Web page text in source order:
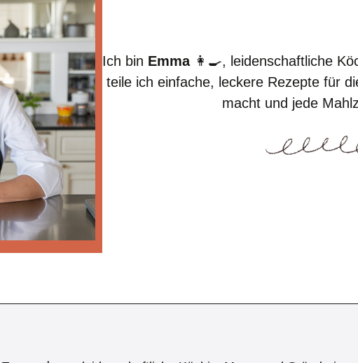
Ich bin Emma👩‍🍳, leidenschaftliche
teile ich einfache, leckere Rezepte für
macht und jede